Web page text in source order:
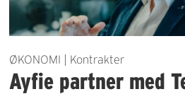
ØKONOMI | Kontrakter
Ayfie partner med